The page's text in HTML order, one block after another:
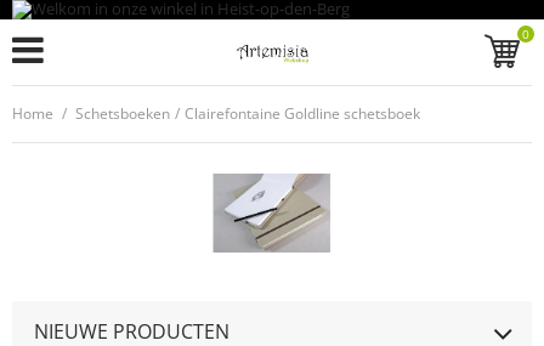
0
Home / Schetsboeken / Clairefontaine Goldline schetsboek
NIEUWE PRODUCTEN